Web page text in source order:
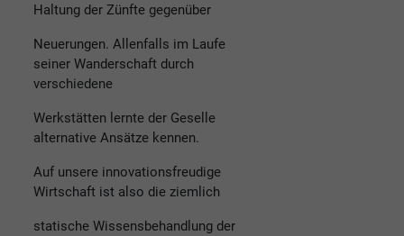
Haltung der Zünfte gegenüber
Neuerungen. Allenfalls im Laufe
seiner Wanderschaft durch
verschiedene
Werkstätten lernte der Geselle
alternative Ansätze kennen.
Auf unsere innovationsfreudige
Wirtschaft ist also die ziemlich
statische Wissensbehandlung der